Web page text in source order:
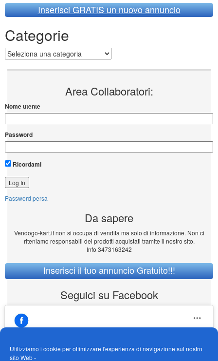
Utilizziamo i cookie per ottimizzare l'esperienza di navigazione sul nostro
sito Web -
Inserisci GRATIS un nuovo annuncio
Categorie
Categorie
Area Collaboratori:
Nome utente
Password
Ricordami
Password persa
Da sapere
Vendogo-kart.it non si occupa di vendita ma solo di informazione. Non ci
riteniamo responsabili dei prodotti acquistati tramite il nostro sito.
Info 3473163242
Inserisci il tuo annuncio Gratuito!!!
Seguici su Facebook